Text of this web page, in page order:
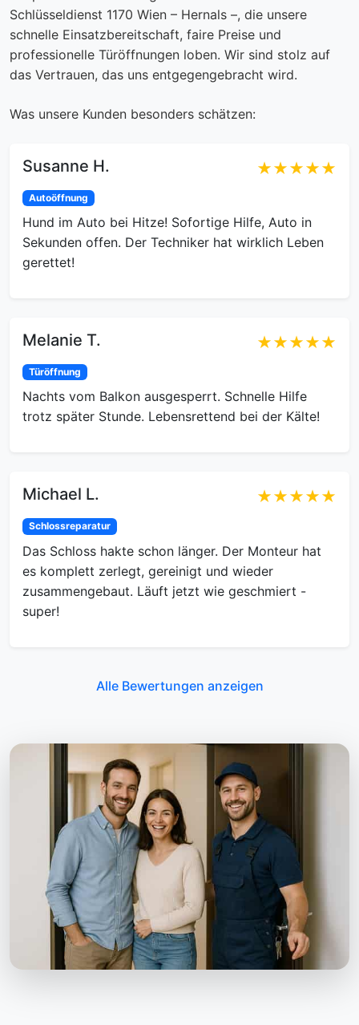
Schlüsseldienst 1170 Wien – Hernals –, die unsere
schnelle Einsatzbereitschaft, faire Preise und
professionelle Türöffnungen loben. Wir sind stolz auf
das Vertrauen, das uns entgegengebracht wird.
Was unsere Kunden besonders schätzen:
Susanne H. ★★★★★
Autoöffnung
Hund im Auto bei Hitze! Sofortige Hilfe, Auto in
Sekunden offen. Der Techniker hat wirklich Leben
gerettet!
Melanie T. ★★★★★
Türöffnung
Nachts vom Balkon ausgesperrt. Schnelle Hilfe
trotz später Stunde. Lebensrettend bei der Kälte!
Michael L. ★★★★★
Schlossreparatur
Das Schloss hakte schon länger. Der Monteur hat
es komplett zerlegt, gereinigt und wieder
zusammengebaut. Läuft jetzt wie geschmiert -
super!
Alle Bewertungen anzeigen